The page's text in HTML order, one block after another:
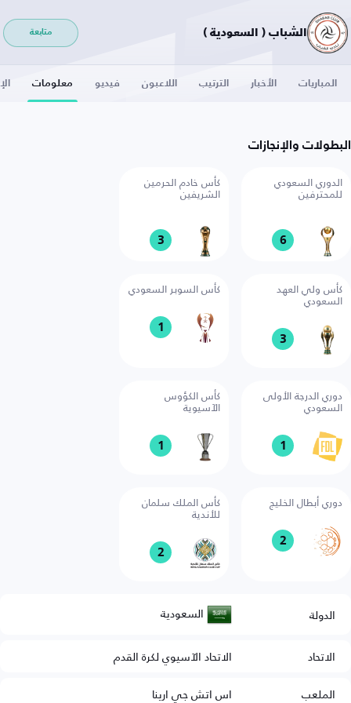
الشباب ( السعودية ) متابعة
المباريات الأخبار الترتيب اللاعبون فيديو معلومات
البطولات والإنجازات
الدوري السعودي
للمحترفين
6
كأس خادم الحرمين
الشريفين
3
كأس ولي العهد
السعودي
3
كأس السوبر السعودي
1
دوري الدرجة الأولى
السعودي
1
كأس الكؤوس
الآسيوية
1
دوري أبطال الخليج
2
كأس الملك سلمان
للأندية
2
الدولة السعودية
الاتحاد
الاتحاد الآسيوي لكرة القدم
الملعب
اس اتش جي ارينا